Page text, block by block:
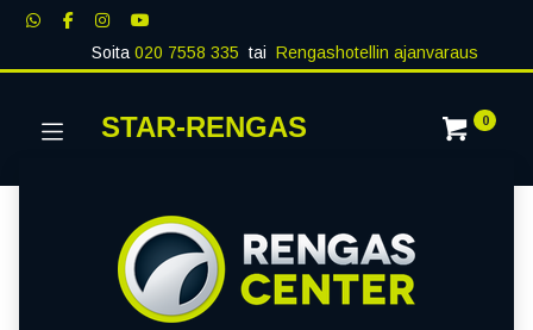
Soita020 7558 335 tai Rengashotellin ajanvaraus
STAR-RENGAS 0